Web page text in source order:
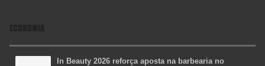
ECONOMIA
In Beauty 2026 reforça aposta na barbearia no